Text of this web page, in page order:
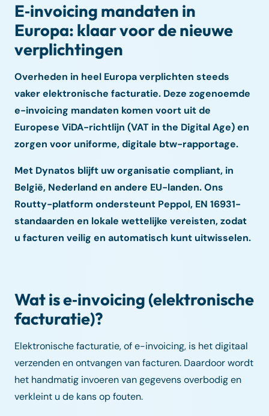
E‑invoicing mandaten in
Europa: klaar voor de nieuwe
verplichtingen
Overheden in heel Europa verplichten steeds
vaker elektronische facturatie. Deze zogenoemde
e-invoicing mandaten komen voort uit de
Europese ViDA-richtlijn (VAT in the Digital Age) en
zorgen voor uniforme, digitale btw-rapportage.
Met Dynatos blijft uw organisatie compliant, in
België, Nederland en andere EU-landen. Ons
Routty-platform ondersteunt Peppol, EN 16931-
standaarden en lokale wettelijke vereisten, zodat
u facturen veilig en automatisch kunt uitwisselen.
Wat is e‑invoicing (elektronische
facturatie)?
Elektronische facturatie, of e-invoicing, is het digitaal
verzenden en ontvangen van facturen. Daardoor wordt
het handmatig invoeren van gegevens overbodig en
verkleint u de kans op fouten.